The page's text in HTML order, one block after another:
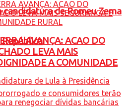
de Romeu Zema
RepúblicaAVANÇA: ACAO DO
LEVA MAIS
A COMUNIDADE